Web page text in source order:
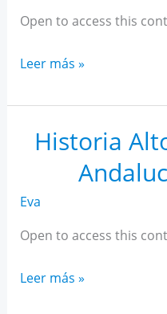
Open to access this
Historia
Rendimiento
Andalucía
noviembre
Leer más »
Historia
Eva
Open to access this
Historia
Leer más »